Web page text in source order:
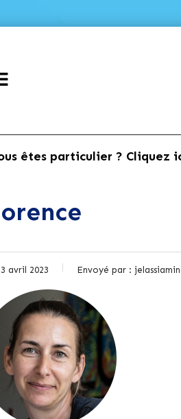
êtes particulier ? Cliquez
avril 2023 Envoyé par :